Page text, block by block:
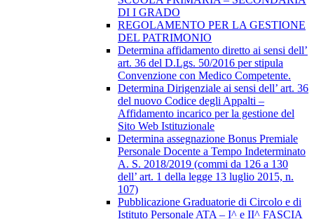
DI I GRADO
REGOLAMENTO PER LA GESTIONE
DEL PATRIMONIO
Determina affidamento diretto ai sensi dell’
art. 36 del D.Lgs. 50/2016 per stipula
Convenzione con Medico Competente.
Determina Dirigenziale ai sensi dell’ art. 36
del nuovo Codice degli Appalti –
Affidamento incarico per la gestione del
Sito Web Istituzionale
Determina assegnazione Bonus Premiale
Personale Docente a Tempo Indeterminato
A. S. 2018/2019 (commi da 126 a 130
dell’ art. 1 della legge 13 luglio 2015, n.
107)
Pubblicazione Graduatorie di Circolo e di
Istituto Personale ATA – I^ e II^ FASCIA